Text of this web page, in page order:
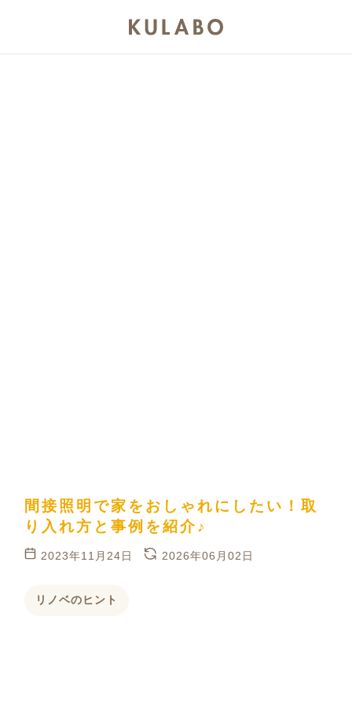
間接照明で家をおしゃれにしたい！取
り入れ方と事例を紹介♪
2023年11月24日 2026年06月02日
リノベのヒント